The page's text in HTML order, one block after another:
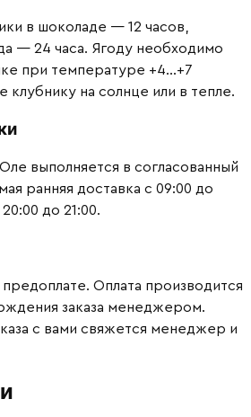
в шоколаде — 12 часов,
— 24 часа. Ягоду необходимо
при температуре +4…+7
на солнце или в тепле.
выполняется в согласованный
ранняя доставка с 09:00 до
до 21:00.
Оплата производится
заказа менеджером.
с вами свяжется менеджер и